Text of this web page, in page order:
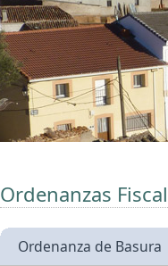
Ordenanzas
Ordenanza de Basura